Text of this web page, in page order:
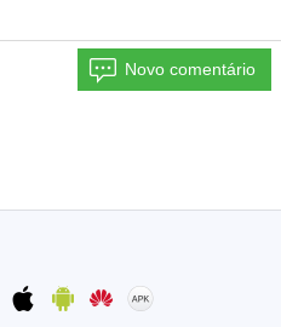
Novo comentário